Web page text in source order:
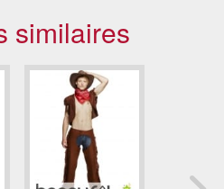
similaires